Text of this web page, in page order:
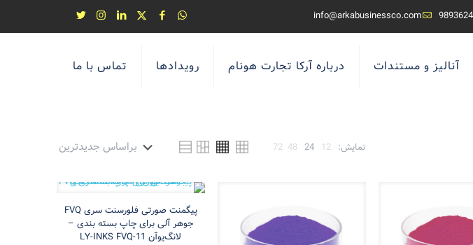
info@arkabusinessco.com
آنالیز و مستندات درباره آرکا تجارت هونام رویدادها تماس با ما
نمایش: 12
24
48
72
پیگمنت صورتی فلورسنت سری FVQ
جوهر آلی برای چاپ بسته بندی –
لانگ‌یوآن LY-INKS FVQ-11